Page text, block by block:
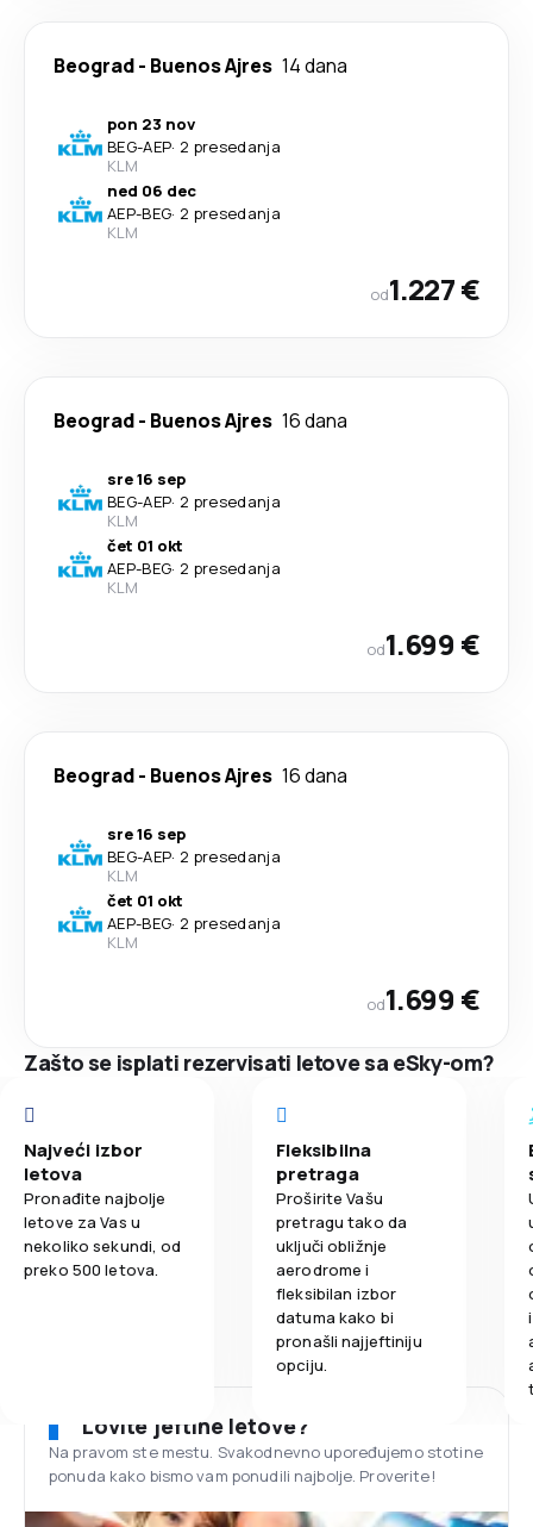
Beograd- Buenos Ajres 14 dana
pon 23 nov
BEG-AEP· 2 presedanja
KLM
ned 06 dec
AEP-BEG· 2 presedanja
KLM
od1.227 €
Beograd- Buenos Ajres 16 dana
sre 16 sep
BEG-AEP· 2 presedanja
KLM
čet 01 okt
AEP-BEG· 2 presedanja
KLM
od1.699 €
Beograd- Buenos Ajres 16 dana
sre 16 sep
BEG-AEP· 2 presedanja
KLM
čet 01 okt
AEP-BEG· 2 presedanja
KLM
od1.699 €
Zašto se isplati rezervisati letove sa eSky-om?
Najveći izbor
letova
Pronađite najbolje
letove za Vas u
nekoliko sekundi, od
preko 500 letova.
Fleksibilna
pretraga
Proširite Vašu
pretragu tako da
uključi obližnje
aerodrome i
fleksibilan izbor
datuma kako bi
pronašli najjeftiniju
opciju.
Lovite jeftine letove?
Na pravom ste mestu. Svakodnevno upoređujemo stotine
ponuda kako bismo vam ponudili najbolje. Proverite!